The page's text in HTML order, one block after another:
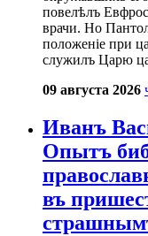
повелѣлъ
врачи. Но
положеніе при
служилъ Царю
09 августа 2026
Иванъ
Опытъ
въ